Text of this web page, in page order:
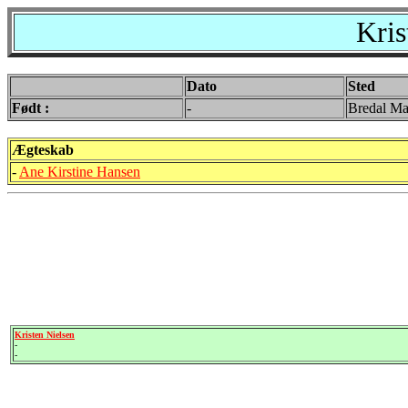
Dato
Sted
Født :
- Bredal
Ægteskab
- Ane Kirstine Hansen
Kristen Nielsen
-
-